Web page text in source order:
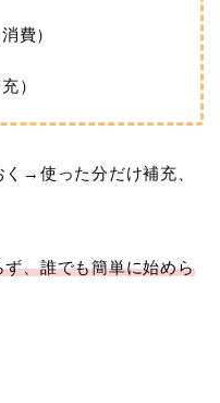
費）
）
→使った分だけ補充、
、誰でも簡単に始めら